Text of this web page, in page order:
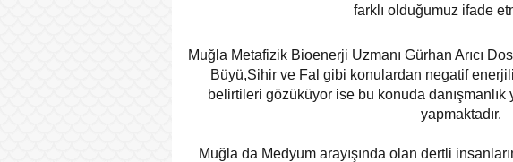
farklı olduğumuz ifade
Muğla Metafizik Bioenerji Uzmanı Gürhan Arıcı
Büyü,Sihir ve Fal gibi konulardan negatif
belirtileri gözüküyor ise bu konuda danışmanlık
yapmaktadır.
Muğla da Medyum arayışında olan dertli